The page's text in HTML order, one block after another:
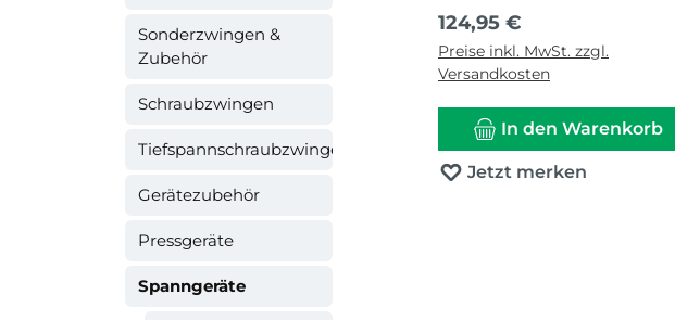
Sonderzwingen &
Zubehör
Schraubzwingen
Tiefspannschraubzwingen
Gerätezubehör
Pressgeräte
Spanngeräte
Regulärer Preis:
124,95 €
Preise inkl. MwSt. zzgl.
Versandkosten
In den Warenkorb
Jetzt merken